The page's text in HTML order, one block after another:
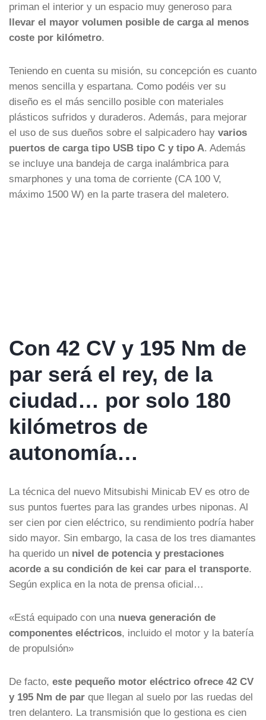
priman el interior y un espacio muy generoso para
llevar el mayor volumen posible de carga al menos
coste por kilómetro.
Teniendo en cuenta su misión, su concepción es cuanto
menos sencilla y espartana. Como podéis ver su
diseño es el más sencillo posible con materiales
plásticos sufridos y duraderos. Además, para mejorar
el uso de sus dueños sobre el salpicadero hay varios
puertos de carga tipo USB tipo C y tipo A. Además
se incluye una bandeja de carga inalámbrica para
smarphones y una toma de corriente (CA 100 V,
máximo 1500 W) en la parte trasera del maletero.
Con 42 CV y 195 Nm de
par será el rey, de la
ciudad… por solo 180
kilómetros de
autonomía…
La técnica del nuevo Mitsubishi Minicab EV es otro de
sus puntos fuertes para las grandes urbes niponas. Al
ser cien por cien eléctrico, su rendimiento podría haber
sido mayor. Sin embargo, la casa de los tres diamantes
ha querido un nivel de potencia y prestaciones
acorde a su condición de kei car para el transporte.
Según explica en la nota de prensa oficial…
«Está equipado con una nueva generación de
componentes eléctricos, incluido el motor y la batería
de propulsión»
De facto, este pequeño motor eléctrico ofrece 42 CV
y 195 Nm de par que llegan al suelo por las ruedas del
tren delantero. La transmisión que lo gestiona es cien